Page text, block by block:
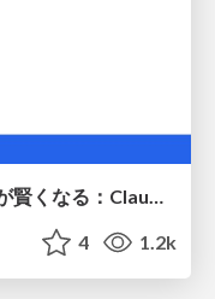
修正PRを食べてレビュースキルが賢くなる：Claude Codeによる自己改善サイクル
4 1.2k